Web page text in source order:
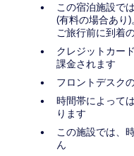
この宿泊施設で
(有料の場合あり)
ご旅行前に到着
クレジットカー
課金されます
フロントデスク
時間帯によって
ります
この施設では、
ん